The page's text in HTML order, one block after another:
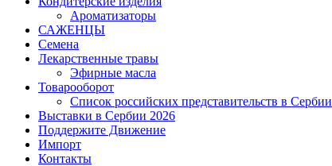
Ароматизаторы
САЖЕНЦЫ
Семена
Лекарственные травы
Эфирные масла
Товарооборот
Список российских представительств в Сербии
Выставки в Сербии 2026
Поддержите Движение
Импорт
Контакты